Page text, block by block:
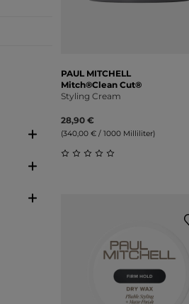
PAUL MITCHELL
Mitch®Clean Cut®
Styling Cream
28,90 €
(340,00 € / 1000 Milliliter)